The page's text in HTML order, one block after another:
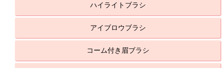
ハイライトブラシ
アイブロウブラシ
コーム付き眉ブラシ